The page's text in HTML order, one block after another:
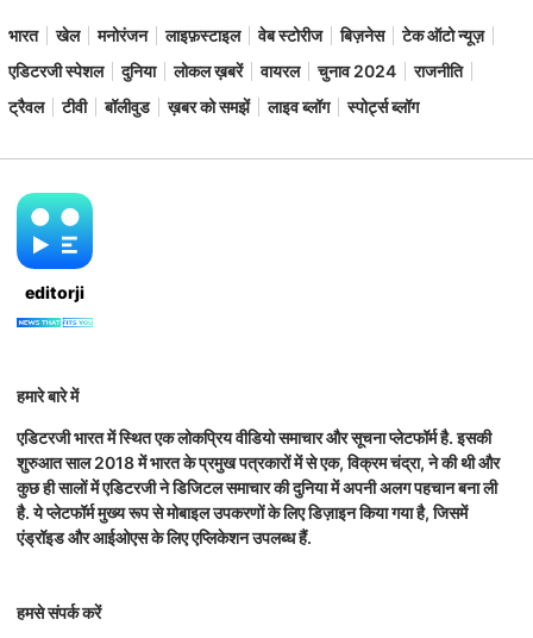
भारत खेल मनोरंजन लाइफ़स्टाइल वेब स्टोरीज बिज़नेस
टेक ऑटो न्यूज़
एडिटरजी स्पेशल
दुनिया लोकल ख़बरें वायरल चुनाव 2024
राजनीति
ट्रैवल
टीवी बॉलीवुड ख़बर को समझें लाइव ब्लॉग स्पोर्ट्स ब्लॉग
editorji
हमारे बारे में
एडिटरजी भारत में स्थित एक लोकप्रिय वीडियो समाचार और सूचना प्लेटफॉर्म है. इसकी
शुरुआत साल 2018 में भारत के प्रमुख पत्रकारों में से एक, विक्रम चंद्रा, ने की थी और
कुछ ही सालों में एडिटरजी ने डिजिटल समाचार की दुनिया में अपनी अलग पहचान बना ली
है. ये प्लेटफॉर्म मुख्य रूप से मोबाइल उपकरणों के लिए डिज़ाइन किया गया है, जिसमें
एंड्रॉइड और आईओएस के लिए एप्लिकेशन उपलब्ध हैं.
हमसे संपर्क करें